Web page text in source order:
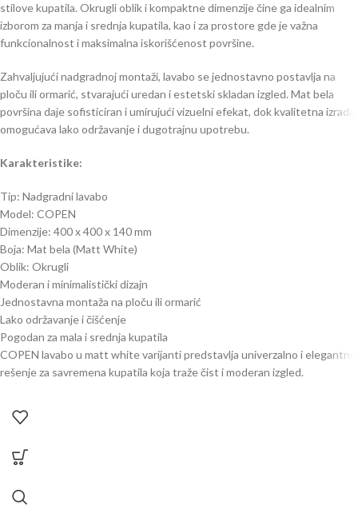
stilove kupatila. Okrugli oblik i kompaktne dimenzije čine ga idealnim
izborom za manja i srednja kupatila, kao i za prostore gde je važna
funkcionalnost i maksimalna iskorišćenost površine.
Zahvaljujući nadgradnoj montaži, lavabo se jednostavno postavlja na
ploču ili ormarić, stvarajući uredan i estetski skladan izgled. Mat bela
površina daje sofisticiran i umirujući vizuelni efekat, dok kvalitetna izrada
omogućava lako održavanje i dugotrajnu upotrebu.
Karakteristike:
Tip: Nadgradni lavabo
Model: COPEN
Dimenzije: 400 x 400 x 140 mm
Boja: Mat bela (Matt White)
Oblik: Okrugli
Moderan i minimalistički dizajn
Jednostavna montaža na ploču ili ormarić
Lako održavanje i čišćenje
Pogodan za mala i srednja kupatila
COPEN lavabo u matt white varijanti predstavlja univerzalno i elegantno
rešenje za savremena kupatila koja traže čist i moderan izgled.